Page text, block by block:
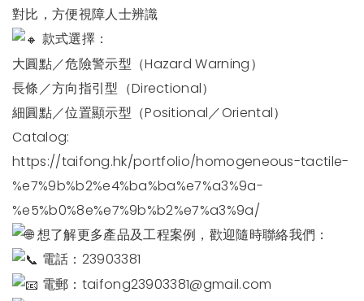
對比，方便視障人士辨識
款式選擇：
大圓點／危險警示型（Hazard Warning）
長條／方向指引型（Directional）
細圓點／位置顯示型（Positional／Oriental）
Catalog:
https://taifong.hk/portfolio/homogeneous-tactile-
%e7%9b%b2%e4%ba%ba%e7%a3%9a-
%e5%b0%8e%e7%9b%b2%e7%a3%9a/
想了解更多產品及工程案例，歡迎隨時聯絡我們：
電話：23903381
電郵： taifong23903381@gmail.com